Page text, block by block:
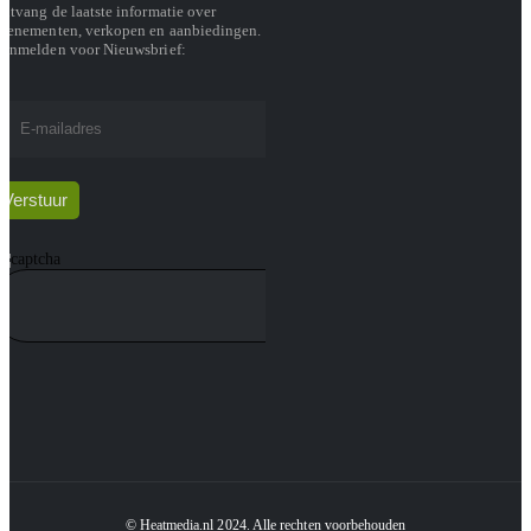
de laatste informatie over
verkopen en aanbiedingen.
voor Nieuwsbrief:
© Heatmedia.nl 2024. Alle rechten voorbehouden